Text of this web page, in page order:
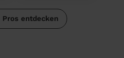
Pros entdecken